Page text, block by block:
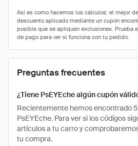
Preguntas frecuentes
¿Tiene PsEYEche algún cupón
Recientemente hemos encontrado
PsEYEche. Para ver si los códigos
artículos a tu carro y
tu compra.